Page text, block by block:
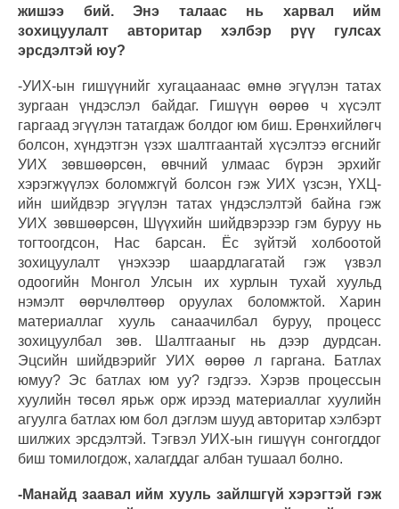
жишээ бий. Энэ талаас нь харвал ийм
зохицуулалт авторитар хэлбэр рүү гулсах
эрсдэлтэй юу?
-УИХ-ын гишүүнийг хугацаанаас өмнө эгүүлэн татах
зургаан үндэслэл байдаг. Гишүүн өөрөө ч хүсэлт
гаргаад эгүүлэн татагдаж болдог юм биш. Ерөнхийлөгч
болсон, хүндэтгэн үзэх шалтгаантай хүсэлтээ өгснийг
УИХ зөвшөөрсөн, өвчний улмаас бүрэн эрхийг
хэрэгжүүлэх боломжгүй болсон гэж УИХ үзсэн, ҮХЦ-
ийн шийдвэр эгүүлэн татах үндэслэлтэй байна гэж
УИХ зөвшөөрсөн, Шүүхийн шийдвэрээр гэм буруу нь
тогтоогдсон, Нас барсан. Ёс зүйтэй холбоотой
зохицуулалт үнэхээр шаардлагатай гэж үзвэл
одоогийн Монгол Улсын их хурлын тухай хуульд
нэмэлт өөрчлөлтөөр оруулах боломжтой. Харин
материаллаг хууль санаачилбал буруу, процесс
зохицуулбал зөв. Шалтгааныг нь дээр дурдсан.
Эцсийн шийдвэрийг УИХ өөрөө л гаргана. Батлах
юмуу? Эс батлах юм уу? гэдгээ. Хэрэв процессын
хуулийн төсөл ярьж орж ирээд материаллаг хуулийн
агуулга батлах юм бол дэглэм шууд авторитар хэлбэрт
шилжих эрсдэлтэй. Тэгвэл УИХ-ын гишүүн сонгогддог
биш томилогдож, халагддаг албан тушаал болно.
-Манайд заавал ийм хууль зайлшгүй хэрэгтэй гэж